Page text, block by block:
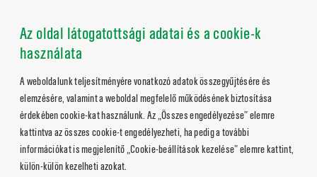
Az oldal látogatottsági adatai és a cookie-k
használata
A weboldalunk teljesítményére vonatkozó adatok összegyűjtésére és
elemzésére, valamint a weboldal megfelelő működésének biztosítása
érdekében cookie-kat használunk. Az „Összes engedélyezése” elemre
kattintva az összes cookie-t engedélyezheti, ha pedig a további
információkat is megjelenítő „Cookie-beállítások kezelése” elemre kattint,
külön-külön kezelheti azokat.